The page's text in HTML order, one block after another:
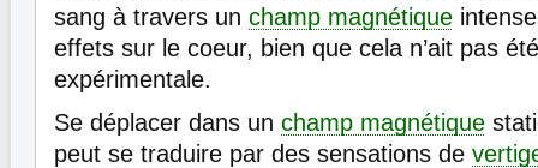
sang à travers un champ magnétique
effets sur le coeur, bien que cela n’ait pas
expérimentale.
Se déplacer dans un champ magnétique
peut se traduire par des sensations de